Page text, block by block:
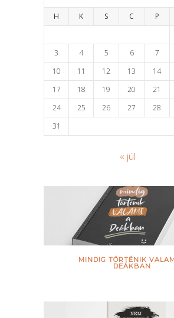
H K S C P
3
4 5 6 7
10
11 12 13 14
17
18 19 20 21
24
25 26 27 28
31
« júl
MINDIG TÖRTÉNIK
DEÁKBAN